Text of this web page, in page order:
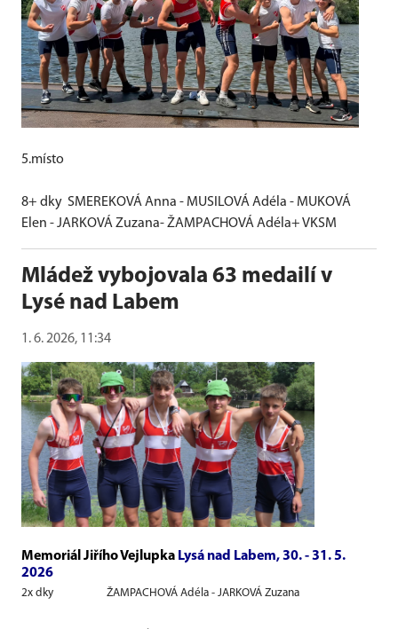
5.místo
8+ dky SMEREKOVÁ Anna - MUSILOVÁ Adéla - MUKOVÁ
Elen - JARKOVÁ Zuzana- ŽAMPACHOVÁ Adéla+ VKSM
Mládež vybojovala 63 medailí v
Lysé nad Labem
1. 6. 2026, 11:34
Memoriál Jiřího Vejlupka Lysá nad Labem, 30. - 31. 5.
2026
2x dky ŽAMPACHOVÁ Adéla - JARKOVÁ Zuzana